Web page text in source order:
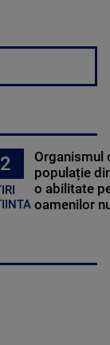
2
Organismul
populație
o abilitate
oamenilor